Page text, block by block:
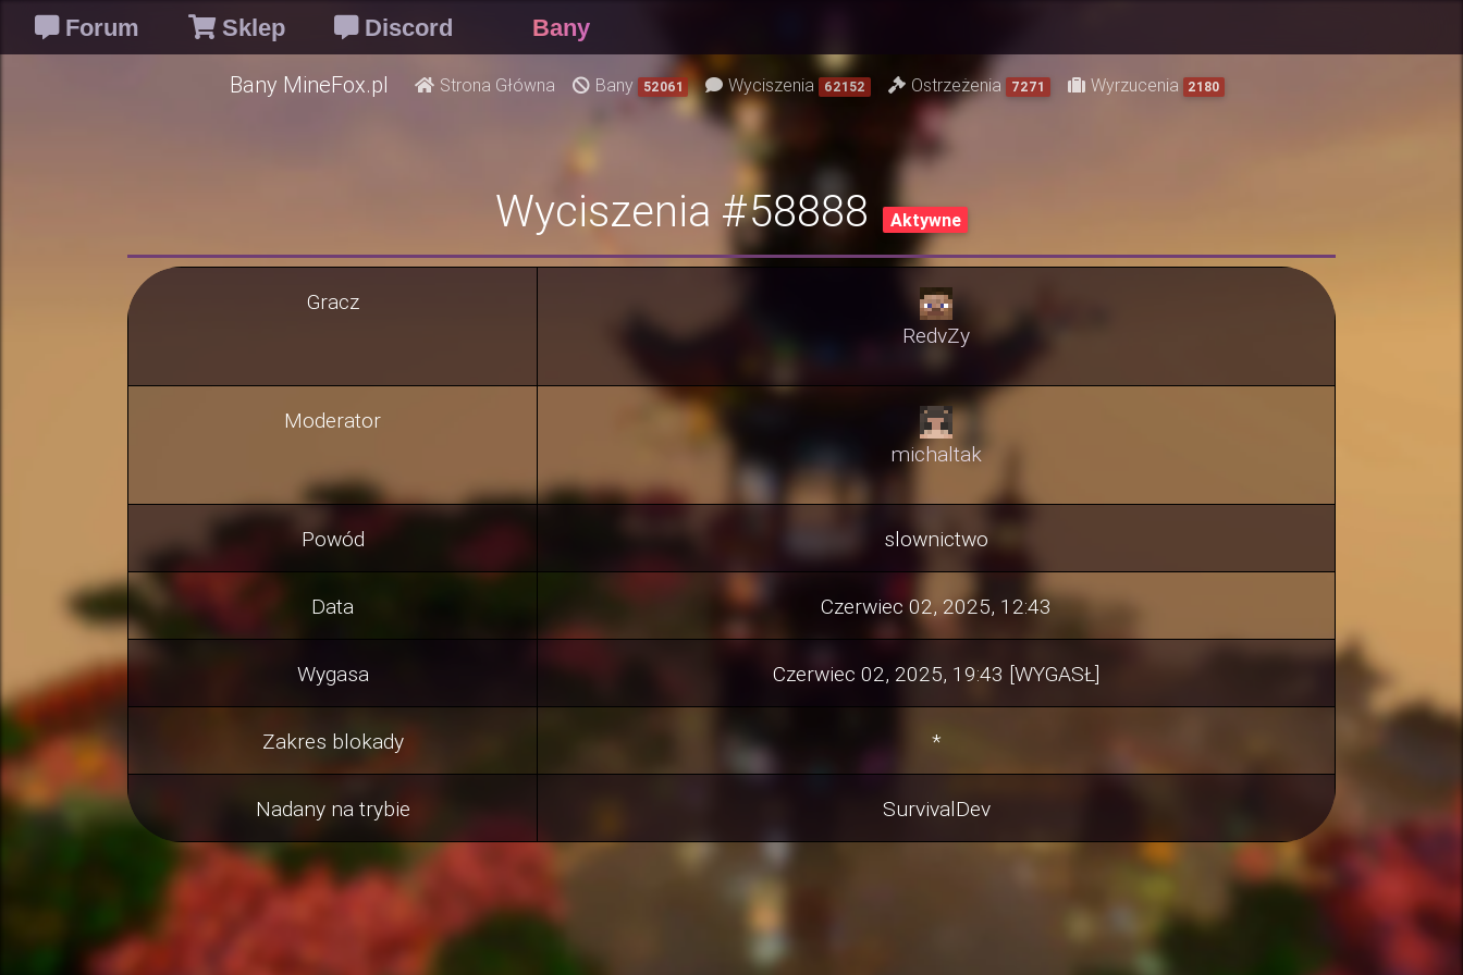
Forum Sklep Discord Bany
Bany MineFox.pl Strona Główna Bany 52061 Wyciszenia 62152 Ostrzeżenia 7271 Wyrzucenia 2180
Wyciszenia #58888 Aktywne
Gracz
RedvZy
Moderator
michaltak
Powód slownictwo
Data Czerwiec 02, 2025, 12:43
Wygasa Czerwiec 02, 2025, 19:43 [WYGASŁ]
Zakres blokady *
Nadany na trybie SurvivalDev